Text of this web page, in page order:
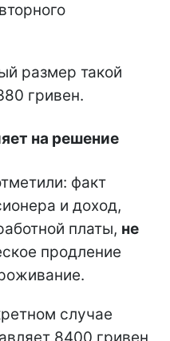
размер такой
гривен.
на решение
факт
и доход,
платы, не
продление
случае
8400 гривен